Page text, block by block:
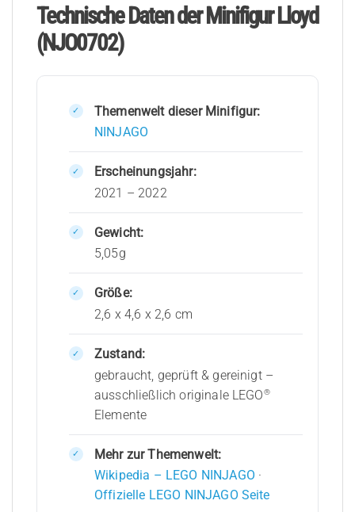
Technische Daten der Minifigur Lloyd
(NJO0702)
Themenwelt dieser Minifigur:
NINJAGO
Erscheinungsjahr:
2021 – 2022
Gewicht:
5,05g
Größe:
2,6 x 4,6 x 2,6 cm
Zustand:
gebraucht, geprüft & gereinigt –
ausschließlich originale LEGO®
Elemente
Mehr zur Themenwelt:
Wikipedia – LEGO NINJAGO ·
Offizielle LEGO NINJAGO Seite